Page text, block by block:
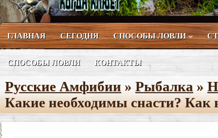
ГЛАВНАЯ СЕГОДНЯ СПОСОБЫ ЛОВЛИ
СПОСОБЫ ЛОВЛИ КОНТАКТЫ
Русские Амфибии » Рыбалка »
Какие необходимы снасти? Как